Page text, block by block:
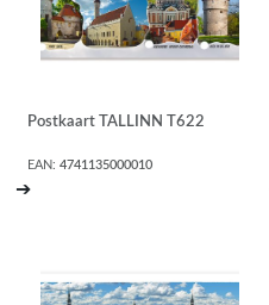
Postkaart TALLINN T622
EAN:4741135000010
➔